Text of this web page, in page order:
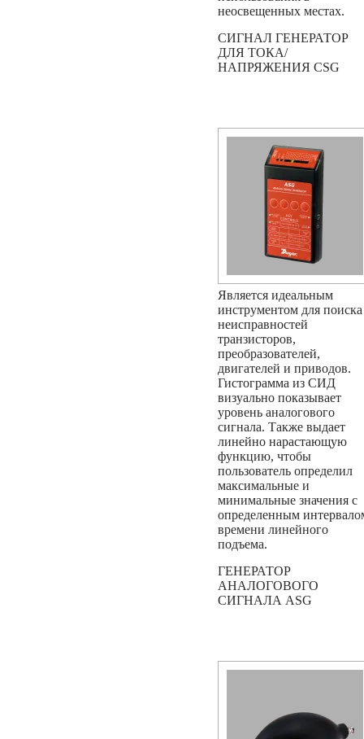
неосвещенных местах.
СИГНАЛ ГЕНЕРАТОР
ДЛЯ ТОКА/
НАПРЯЖЕНИЯ CSG
Является идеальным
инструментом для поиска
неисправностей
транзисторов,
преобразователей,
двигателей и приводов.
Гистограмма из СИД
визуально показывает
уровень аналогового
сигнала. Также выдает
линейно нарастающую
функцию, чтобы
пользователь определил
максимальные и
минимальные значения с
определенным
времени линейного
подъема.
ГЕНЕРАТОР
АНАЛОГОВОГО
СИГНАЛА ASG